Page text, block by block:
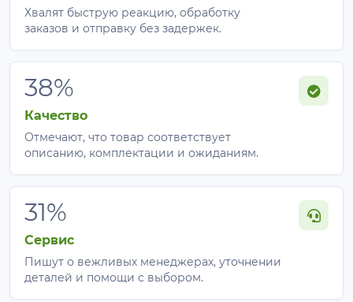
Хвалят быструю реакцию, обработку
заказов и отправку без задержек.
38%
Качество
Отмечают, что товар соответствует
описанию, комплектации и ожиданиям.
31%
Сервис
Пишут о вежливых менеджерах, уточнении
деталей и помощи с выбором.